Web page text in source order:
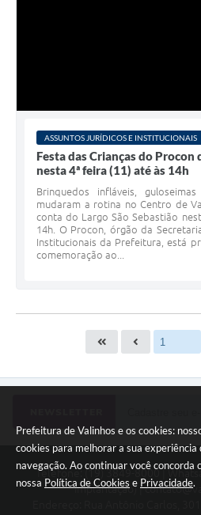
Prefeitura de Valinhos e os cookies:
cookies para melhorar a sua experiência
navegação. Ao continuar você concorda
nossa Política de Cookies e Privacidade.
ASSUNTOS JURÍDICOS E INSTITUCIONAIS
Festa das Crianças do
nesta 4ª feira (11) até às 14h
Brinquedos infláveis,
mudaram a rotina no Centro de
conta do Largo São Sebastião
14h. O Procon, órgão da
Institucionais da Prefeitura, está
comemoração ao...
Telefone: (19) 3849-8000 |
implantação) |
Endereço: Rua Antônio Carlos,